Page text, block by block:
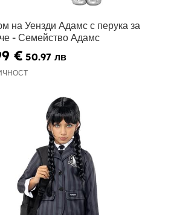
на Уензди Адамс с перука за
- Семейство Адамс
€ 50.97 лв